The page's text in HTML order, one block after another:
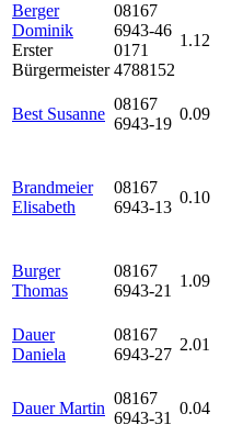
Berger
Dominik
Erster
Bürgermeister
08167
6943-46
0171
4788152
1.12
Best Susanne
08167
6943-19
0.09
Brandmeier
Elisabeth
08167
6943-13
0.10
Burger
Thomas
08167
6943-21
1.09
Dauer
Daniela
08167
6943-27
2.01
Dauer Martin
08167
6943-31
0.04